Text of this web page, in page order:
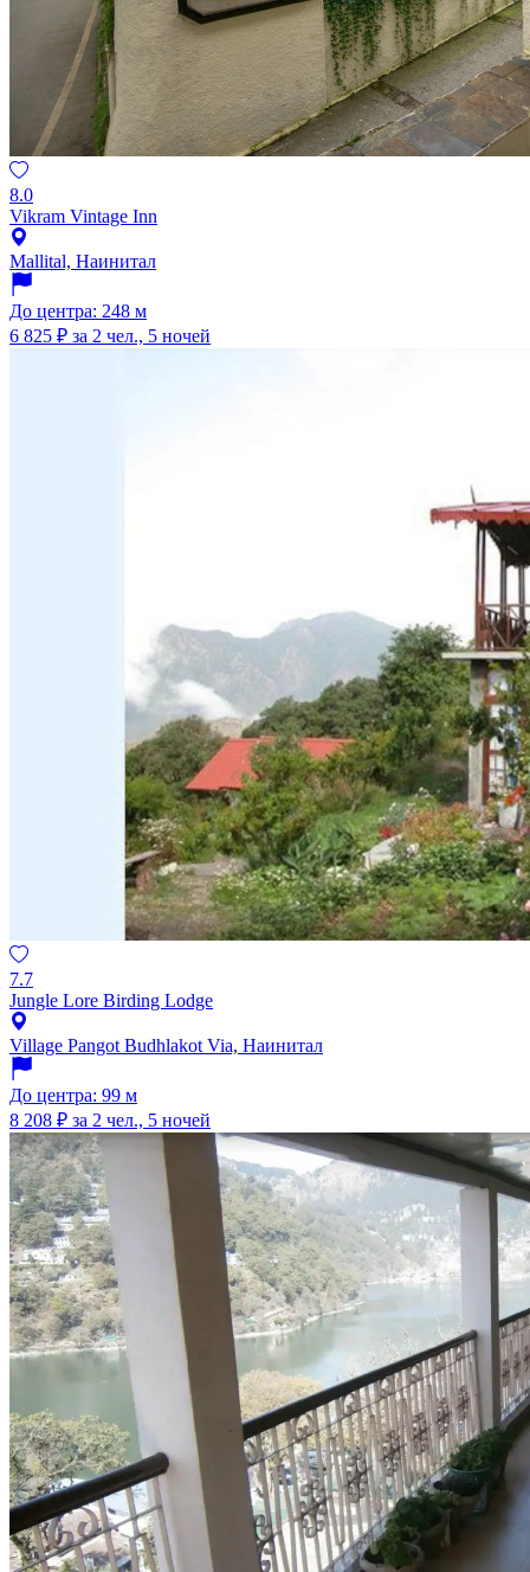
8.0
Vikram Vintage Inn
Mallital, Наинитал
До центра: 248 м
6 825 ₽ за 2 чел., 5 ночей
7.7
Jungle Lore Birding Lodge
Village Pangot Budhlakot Via, Наинитал
До центра: 99 м
8 208 ₽ за 2 чел., 5 ночей